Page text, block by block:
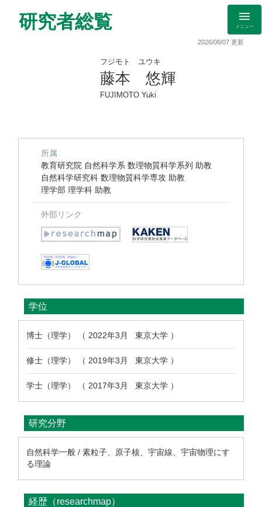
研究者総覧 メニュー
2026/08/07 更新
フジモト ユウキ
藤本 悠輝
FUJIMOTO Yuki
所属
教育研究院 自然科学系 数理物質科学系列 助教
自然科学研究科 数理物質科学専攻 助教
理学部 理学科 助教
外部リンク
学位
博士（理学） （ 2022年3月 東京大学 ）
修士（理学） （ 2019年3月 東京大学 ）
学士（理学） （ 2017年3月 東京大学 ）
研究分野
自然科学一般 / 素粒子、原子核、宇宙線、宇宙物理にす
る理論
経歴（researchmap）